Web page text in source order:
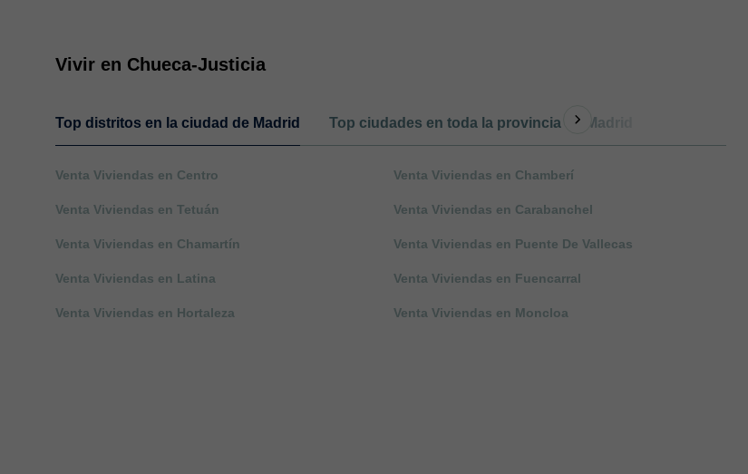
Vivir en Chueca-Justicia
Top distritos en la ciudad de Madrid Top ciudades en toda la provincia de Madrid
Venta Viviendas en Centro Venta Viviendas en Chamberí
Venta Viviendas en Tetuán Venta Viviendas en Carabanchel
Venta Viviendas en Chamartín Venta Viviendas en Puente De Vallecas
Venta Viviendas en Latina Venta Viviendas en Fuencarral
Venta Viviendas en Hortaleza Venta Viviendas en Moncloa